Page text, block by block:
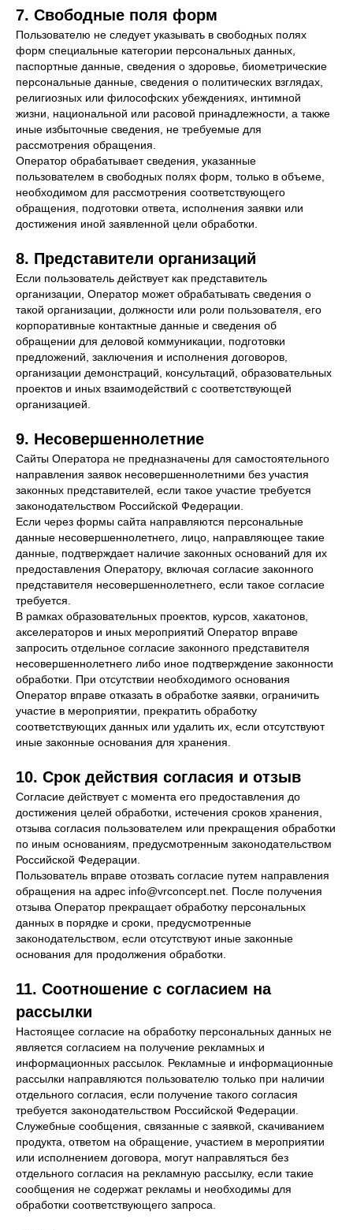
7. Свободные поля форм
Пользователю не следует указывать в свободных полях
форм специальные категории персональных данных,
паспортные данные, сведения о здоровье, биометрические
персональные данные, сведения о политических взглядах,
религиозных или философских убеждениях, интимной
жизни, национальной или расовой принадлежности, а также
иные избыточные сведения, не требуемые для
рассмотрения обращения.
Оператор обрабатывает сведения, указанные
пользователем в свободных полях форм, только в объеме,
необходимом для рассмотрения соответствующего
обращения, подготовки ответа, исполнения заявки или
достижения иной заявленной цели обработки.
8. Представители организаций
Если пользователь действует как представитель
организации, Оператор может обрабатывать сведения о
такой организации, должности или роли пользователя, его
корпоративные контактные данные и сведения об
обращении для деловой коммуникации, подготовки
предложений, заключения и исполнения договоров,
организации демонстраций, консультаций, образовательных
проектов и иных взаимодействий с соответствующей
организацией.
9. Несовершеннолетние
Сайты Оператора не предназначены для самостоятельного
направления заявок несовершеннолетними без участия
законных представителей, если такое участие требуется
законодательством Российской Федерации.
Если через формы сайта направляются персональные
данные несовершеннолетнего, лицо, направляющее такие
данные, подтверждает наличие законных оснований для их
предоставления Оператору, включая согласие законного
представителя несовершеннолетнего, если такое согласие
требуется.
В рамках образовательных проектов, курсов, хакатонов,
акселераторов и иных мероприятий Оператор вправе
запросить отдельное согласие законного представителя
несовершеннолетнего либо иное подтверждение законности
обработки. При отсутствии необходимого основания
Оператор вправе отказать в обработке заявки, ограничить
участие в мероприятии, прекратить обработку
соответствующих данных или удалить их, если отсутствуют
иные законные основания для хранения.
10. Срок действия согласия и отзыв
Согласие действует с момента его предоставления до
достижения целей обработки, истечения сроков хранения,
отзыва согласия пользователем или прекращения обработки
по иным основаниям, предусмотренным законодательством
Российской Федерации.
Пользователь вправе отозвать согласие путем направления
обращения на адрес info@vrconcept.net. После получения
отзыва Оператор прекращает обработку персональных
данных в порядке и сроки, предусмотренные
законодательством, если отсутствуют иные законные
основания для продолжения обработки.
11. Соотношение с согласием на
рассылки
Настоящее согласие на обработку персональных данных не
является согласием на получение рекламных и
информационных рассылок. Рекламные и информационные
рассылки направляются пользователю только при наличии
отдельного согласия, если получение такого согласия
требуется законодательством Российской Федерации.
Служебные сообщения, связанные с заявкой, скачиванием
продукта, ответом на обращение, участием в мероприятии
или исполнением договора, могут направляться без
отдельного согласия на рекламную рассылку, если такие
сообщения не содержат рекламы и необходимы для
обработки соответствующего запроса.
ИНДУСТРИИ
МАШИНОСТРОЕНИЕ
СТРОИТЕЛЬСТВО
ОБРАЗОВАНИЕ
© VR Concept, 2026. Все права защищены
Политика конфиденциальности
Согласие на получение рекламных и
информационных рассылок
Cookie-уведомление и политика использования
VR АКАДЕМИЯ
VR АКСЕЛЕРАТОР
ХАКАТОН
ПРОДУКТ
КЕЙСЫ
БЛОГ
+7 495 212–11–47
info@vrconcept.net
Юр. адрес: Россия, 143026, Москва, ИЦ
Сколково, Большой бульвар 42, стр. 1